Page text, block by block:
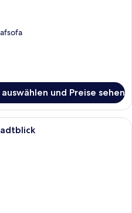
und Preise sehen
Ein ordentlich bezogenes Bett mit